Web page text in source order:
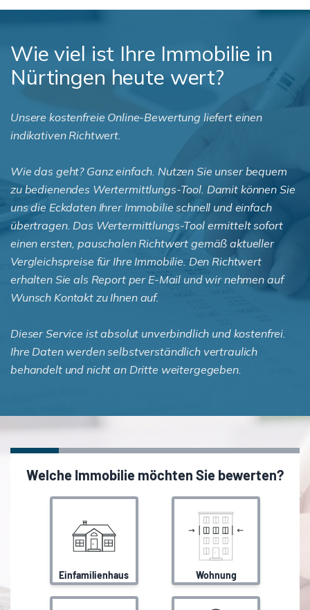
Wie viel ist Ihre Immobilie in
Nürtingen heute wert?
Unsere kostenfreie Online-Bewertung liefert einen
indikativen Richtwert.
Wie das geht? Ganz einfach. Nutzen Sie unser bequem
zu bedienendes Wertermittlungs-Tool. Damit können Sie
uns die Eckdaten Ihrer Immobilie schnell und einfach
übertragen. Das Wertermittlungs-Tool ermittelt sofort
einen ersten, pauschalen Richtwert gemäß aktueller
Vergleichspreise für Ihre Immobilie. Den Richtwert
erhalten Sie als Report per E-Mail und wir nehmen auf
Wunsch Kontakt zu Ihnen auf.
Dieser Service ist absolut unverbindlich und kostenfrei.
Ihre Daten werden selbstverständlich vertraulich
behandelt und nicht an Dritte weitergegeben.